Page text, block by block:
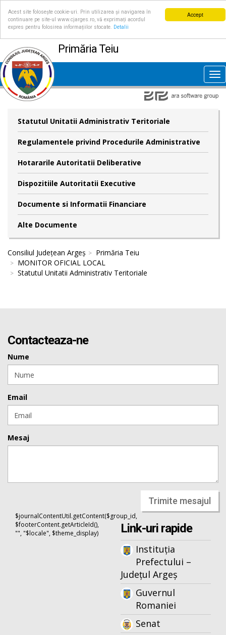
Accept
Acest site folosește cookie-uri. Prin utilizarea și navigarea în
continuare pe site-ul www.cjarges.ro, vă exprimați acordul
expres pentru folosirea informațiilor stocate.
Detalii
Primăria Teiu
Statutul Unitatii Administrativ Teritoriale
Regulamentele privind Procedurile Administrative
Hotararile Autoritatii Deliberative
Dispozitiile Autoritatii Executive
Documente si Informatii Financiare
Alte Documente
Consiliul Județean Argeș
Primăria Teiu
MONITOR OFICIAL LOCAL
Statutul Unitatii Administrativ Teritoriale
Contacteaza-ne
Nume
Email
Mesaj
Trimite mesajul
$journalContentUtil.getContent($group_id,
$footerContent.getArticleId(),
"", "$locale", $theme_display)
Link-uri rapide
Instituția
Prefectului –
Județul Argeș
Guvernul
Romaniei
Senat